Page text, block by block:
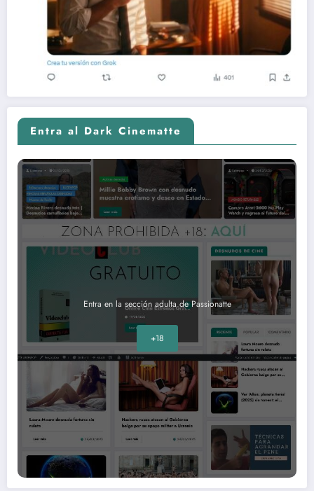
Entra al Dark Cinematte
Entra en la sección adulta de Passionatte
+18